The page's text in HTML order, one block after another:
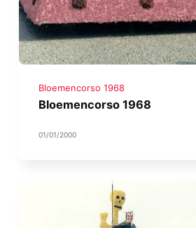
Bloemencorso 1968
Bloemencorso 1968
01/01/2000